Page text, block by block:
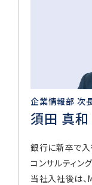
企業情報部 次
須田 真和
銀行に新卒で入
コンサルティン
当社入社後は、